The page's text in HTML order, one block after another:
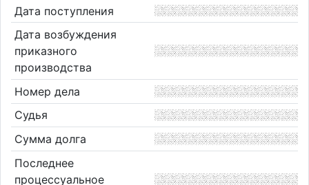
Дата поступления
Дата возбуждения
приказного
производства
Номер дела
Судья
Сумма долга
Последнее
процессуальное